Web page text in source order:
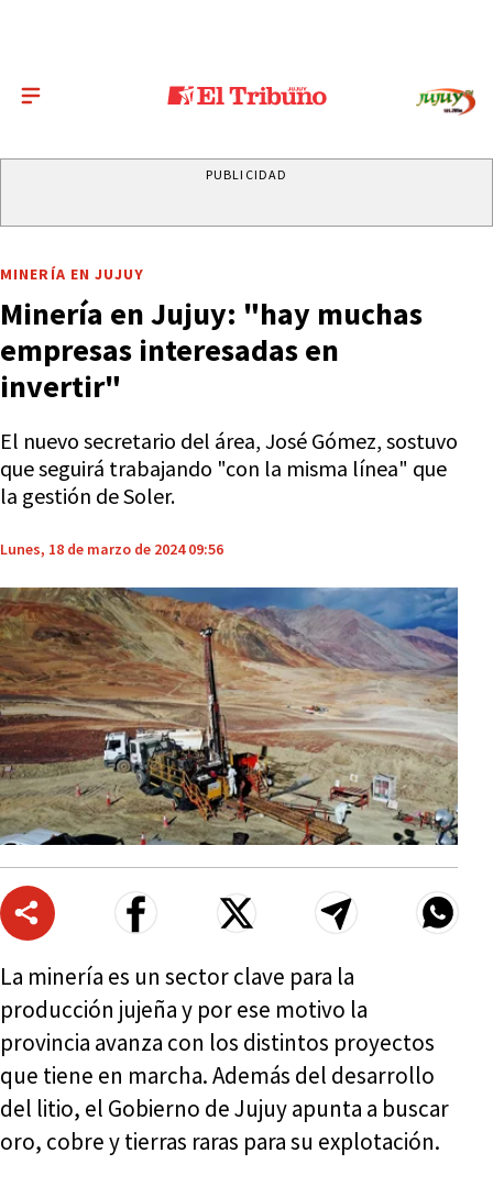
PUBLICIDAD
MINERÍA EN JUJUY
Minería en Jujuy: "hay muchas
empresas interesadas en
invertir"
El nuevo secretario del área, José Gómez, sostuvo
que seguirá trabajando "con la misma línea" que
la gestión de Soler.
Lunes, 18 de marzo de 2024 09:56
La minería es un sector clave para la
producción jujeña y por ese motivo la
provincia avanza con los distintos proyectos
que tiene en marcha. Además del desarrollo
del litio, el Gobierno de Jujuy apunta a buscar
oro, cobre y tierras raras para su explotación.